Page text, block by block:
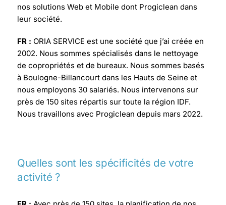
nos solutions Web et Mobile dont Progiclean dans
leur société.
FR : ORIA SERVICE est une société que j’ai créée en
2002. Nous sommes spécialisés dans le nettoyage
de copropriétés et de bureaux. Nous sommes basés
à Boulogne-Billancourt dans les Hauts de Seine et
nous employons 30 salariés. Nous intervenons sur
près de 150 sites répartis sur toute la région IDF.
Nous travaillons avec Progiclean depuis mars 2022.
Quelles sont les spécificités de votre
activité ?